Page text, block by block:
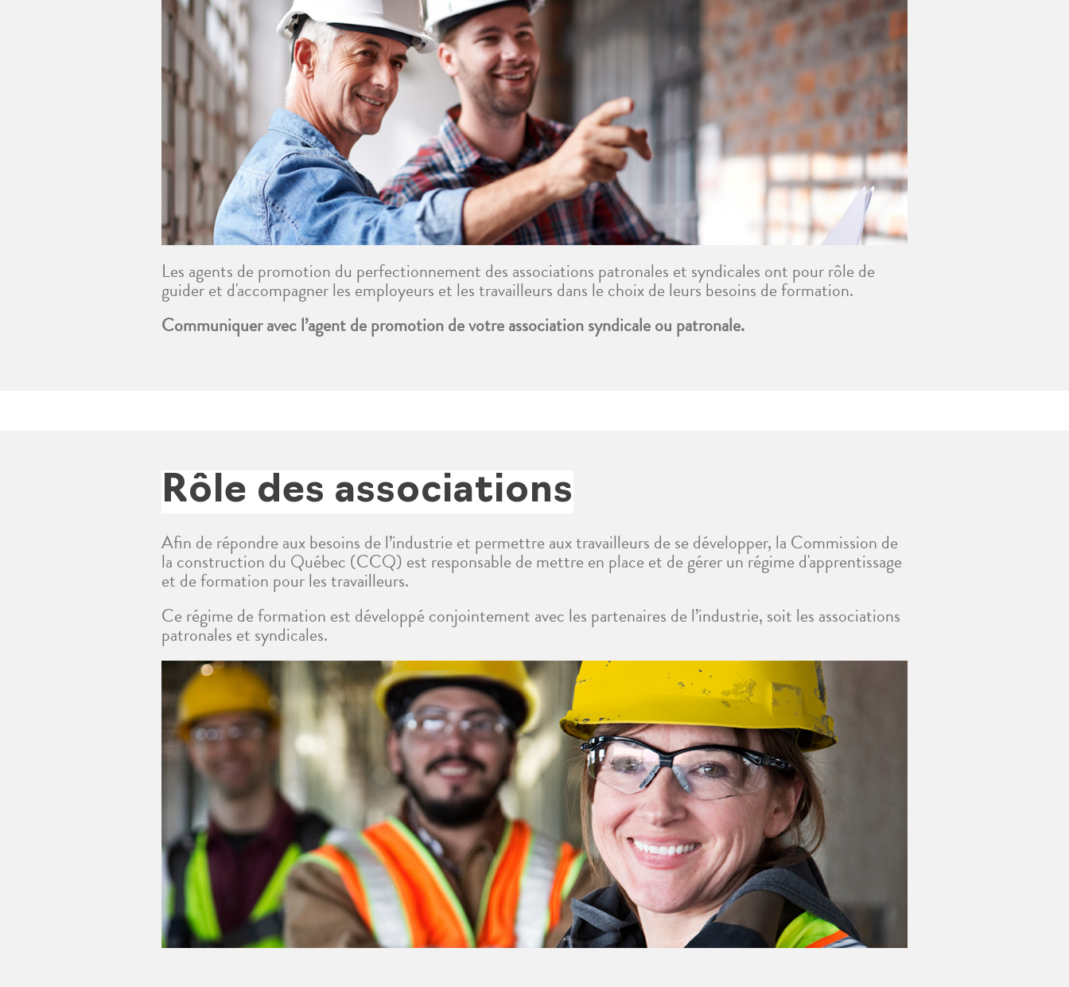
Les agents de promotion du perfectionnement des associations patronales et syndicales ont pour rôle de
guider et d'accompagner les employeurs et les travailleurs dans le choix de leurs besoins de formation.
Communiquer avec l’agent de promotion de votre association syndicale ou patronale.
Rôle des associations
Afin de répondre aux besoins de l’industrie et permettre aux travailleurs de se développer, la Commission de
la construction du Québec (CCQ) est responsable de mettre en place et de gérer un régime d'apprentissage
et de formation pour les travailleurs.
Ce régime de formation est développé conjointement avec les partenaires de l’industrie, soit les associations
patronales et syndicales.